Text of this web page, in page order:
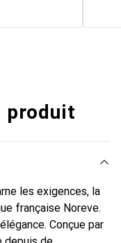
produit
les exigences, la
française Noreve.
Conçue par